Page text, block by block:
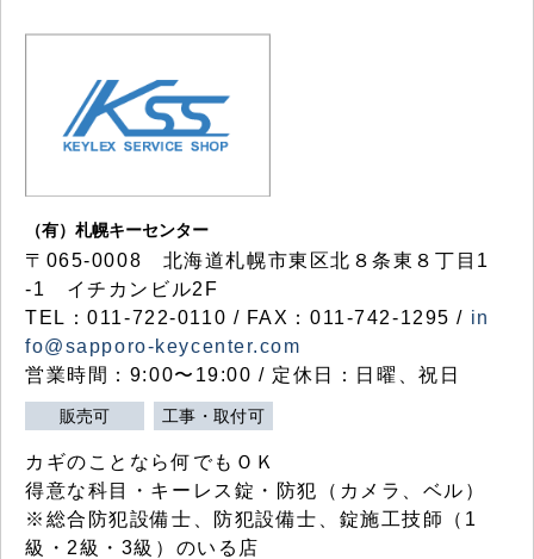
（有）札幌キーセンター
〒065-0008 北海道札幌市東区北８条東８丁目1
-1 イチカンビル2F
TEL：011-722-0110 / FAX：011-742-1295 / in
fo@sapporo-keycenter.com
営業時間：9:00〜19:00 / 定休日：日曜、祝日
販売可 工事・取付可
カギのことなら何でもＯＫ
得意な科目・キーレス錠・防犯（カメラ、ベル）
※総合防犯設備士、防犯設備士、錠施工技師（1
級・2級・3級）のいる店